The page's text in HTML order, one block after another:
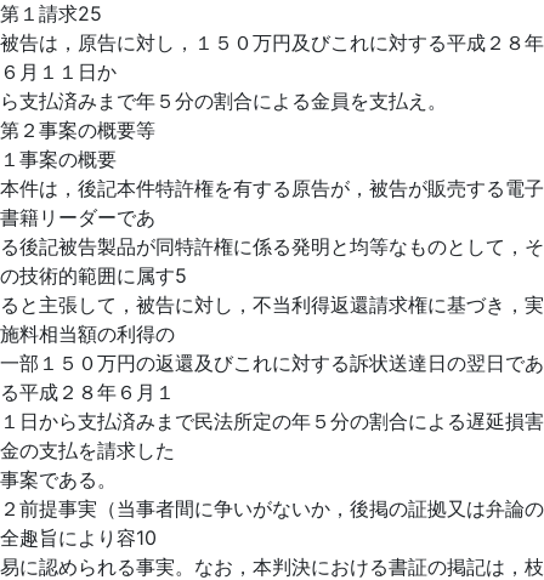
第１請求25
被告は，原告に対し，１５０万円及びこれに対する平成２８年
６月１１日か
ら支払済みまで年５分の割合による金員を支払え。
第２事案の概要等
１事案の概要
本件は，後記本件特許権を有する原告が，被告が販売する電子
書籍リーダーであ
る後記被告製品が同特許権に係る発明と均等なものとして，そ
の技術的範囲に属す5
ると主張して，被告に対し，不当利得返還請求権に基づき，実
施料相当額の利得の
一部１５０万円の返還及びこれに対する訴状送達日の翌日であ
る平成２８年６月１
１日から支払済みまで民法所定の年５分の割合による遅延損害
金の支払を請求した
事案である。
２前提事実（当事者間に争いがないか，後掲の証拠又は弁論の
全趣旨により容10
易に認められる事実。なお，本判決における書証の掲記は，枝